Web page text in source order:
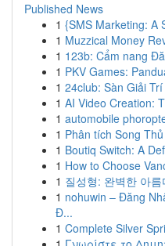
Published News
1 {SMS Marketing: A
1 Muzzical Money
1 123b: Cẩm nang
1 PKV Games:
1 24club: Sàn Giải
1 AI Video Creation:
1 automobile
1 Phân tích Song
1 Boutiq Switch: A
1 How to Choose
1 질성형: 완벽한 아
1 nohuwin – Đăng
Đ...
1 Complete Silver